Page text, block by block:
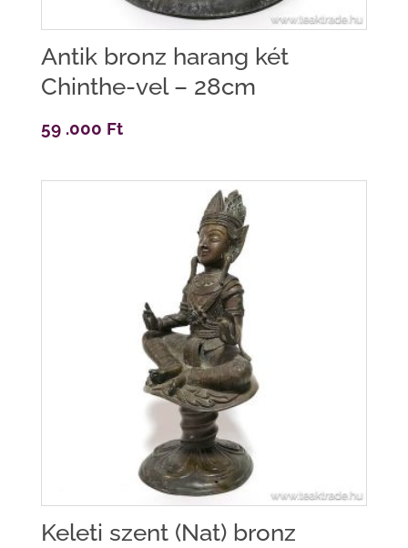
Antik bronz harang két
Chinthe-vel – 28cm
59 .000 Ft
Keleti szent (Nat) bronz